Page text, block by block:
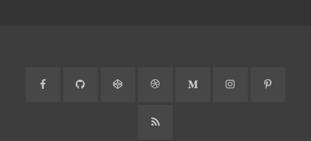
Facebook GitHub CodePen DribbbleMedium Instagram
RSS